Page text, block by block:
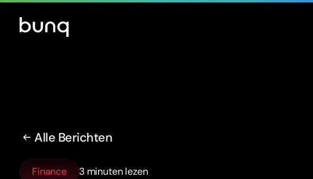
Alle Berichten
Finance 3 minuten lezen